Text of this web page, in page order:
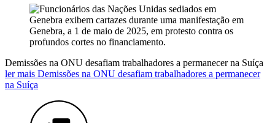
Demissões na ONU desafiam trabalhadores a permanecer na Suíça
ler mais Demissões na ONU desafiam trabalhadores a permanecer
na Suíça